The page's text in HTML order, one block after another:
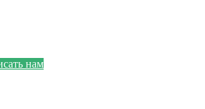
нам